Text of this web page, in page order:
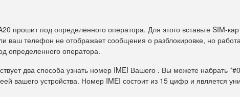
прошит под определенного оператора. Для этого вставьте SIM-
ваш телефон не отображает сообщения о разблокировке, но
определенного оператора.
два способа узнать номер IMEI Вашего . Вы можете набрать
вашего устройства. Номер IMEI состоит из 15 цифр и является